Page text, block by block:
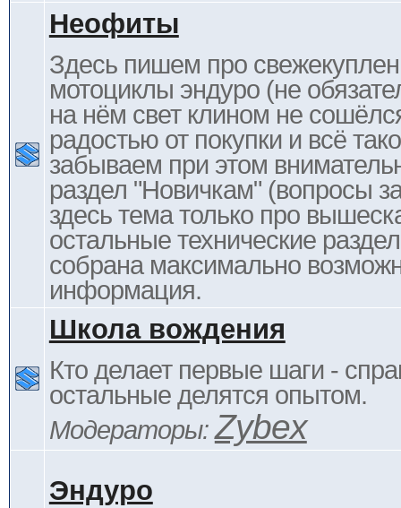
Неофиты
Здесь пишем про
мотоциклы эндуро (не
на нём свет клином не
радостью от покупки и всё
забываем при этом
раздел "Новичкам" (вопросы
здесь тема только про
остальные технические
собрана максимально
информация.
Школа вождения
Кто делает первые шаги -
остальные делятся опытом.
Модераторы:Zybex
Эндуро